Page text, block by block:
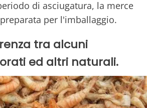
di asciugatura, la merce
per l'imballaggio.
tra alcuni
ed altri naturali.